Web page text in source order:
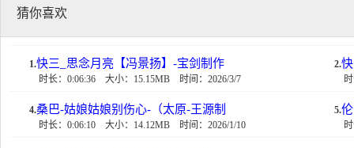
猜你喜欢
1.快三_思念月亮【冯景扬】-宝剑制作
时长：0:06:36 大小：15.15MB 时间：2026/3/7
2.
4.桑巴-姑娘姑娘别伤心-（太原-王源制
时长：0:06:10 大小：14.12MB 时间：2026/1/10
5.